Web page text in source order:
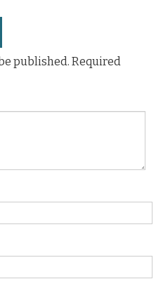
published. Required